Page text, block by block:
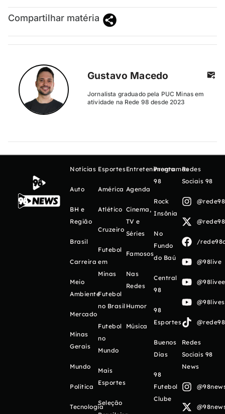
Compartilhar matéria
Gustavo Macedo
Jornalista graduado pela PUC Minas em
atividade na Rede 98 desde 2023
Notícias
Auto
BH e
Região
Brasil
Carreira
Meio
Ambiente
Mercado
Minas
Gerais
Mundo
Política
Tecnologia
Esportes
América
Atlético
Cruzeiro
Futebol
em
Minas
Futebol
no Brasil
Futebol
no
Mundo
Mais
Esportes
Seleção
Entretenimento
Agenda
Cinema,
TV e
Séries
Famosos
Nas
Redes
Humor
Música
Programas
98
Rock
Insônia
No
Fundo
do Baú
Central
98
98
Esportes
Buenos
Días
98
Futebol
Clube
Redes
Sociais 98
/
@98live
Redes
Sociais 98
News